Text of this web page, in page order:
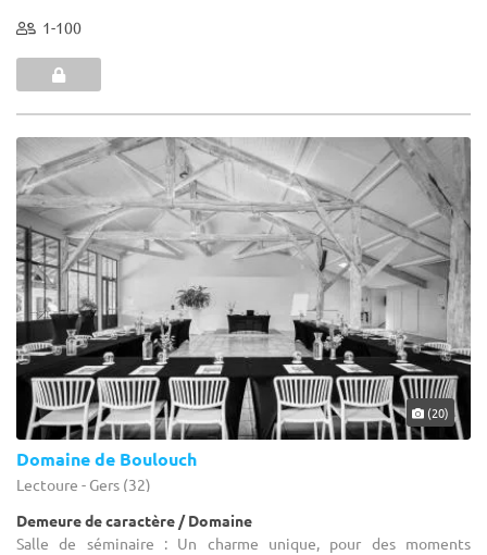
1-100
(20)
Domaine de Boulouch
Lectoure - Gers (32)
Demeure de caractère / Domaine
Salle de séminaire : Un charme unique, pour des moments